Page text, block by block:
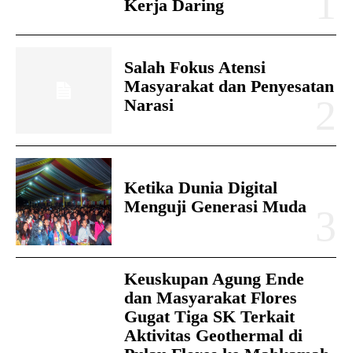
Kerja Daring
Salah Fokus Atensi
Masyarakat dan Penyesatan
Narasi
Ketika Dunia Digital
Menguji Generasi Muda
Keuskupan Agung Ende
dan Masyarakat Flores
Gugat Tiga SK Terkait
Aktivitas Geothermal di